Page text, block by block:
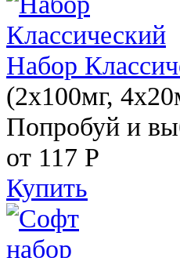
Набор
(2x100мг,
Попробуй и
от 117 Р
Купить